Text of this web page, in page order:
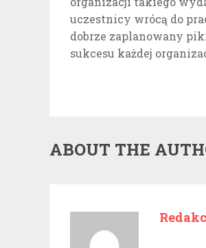
uczestnicy wrócą do
dobrze zaplanowany
sukcesu każdej
ABOUT THE